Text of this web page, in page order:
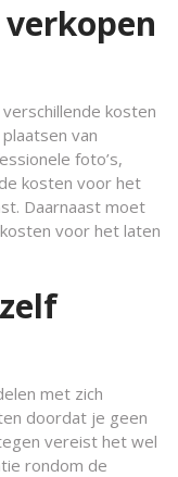
kosten
van
foto’s,
kosten voor het
Daarnaast moet
voor het laten
met zich
doordat je geen
vereist het wel
rondom de